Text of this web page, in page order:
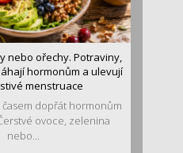
nebo ořechy. Potraviny,
hormonům a ulevují
menstruace
dopřát hormonům
ovoce, zelenina
nebo...